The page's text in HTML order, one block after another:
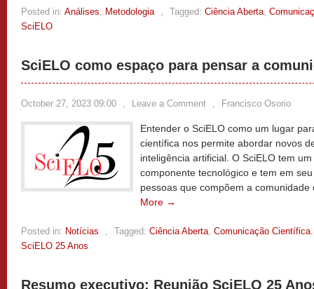
Posted in: Análises, Metodologia , Tagged: Ciência Aberta,
SciELO
SciELO como espaço para pensar a
October 27, 2023 09:00 , Leave a Comment , Francisco Osorio
Entender o SciELO como um lugar
científica nos permite abordar novos
inteligência artificial. O SciELO tem
componente tecnológico e tem em
pessoas que compõem a
More →
Posted in: Notícias , Tagged: Ciência Aberta, Comunicação Científica
SciELO 25 Anos
Resumo executivo: Reunião SciELO 25